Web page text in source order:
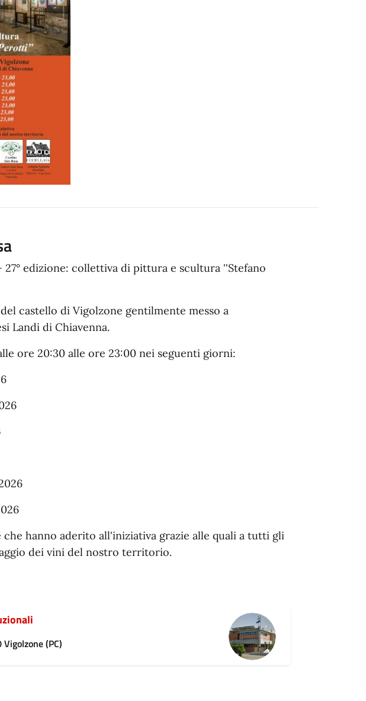
edizione: collettiva di pittura e scultura ''Stefano
castello di Vigolzone gentilmente messo a
Landi di Chiavenna.
ore 20:30 alle ore 23:00 nei seguenti giorni:
che hanno aderito all'iniziativa grazie alle quali a tutti gli
dei vini del nostro territorio.
(PC)